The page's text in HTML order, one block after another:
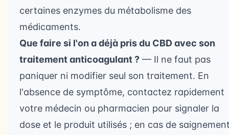
certaines enzymes du métabolisme des
médicaments.
Que faire si l'on a déjà pris du CBD avec son
traitement anticoagulant ? — Il ne faut pas
paniquer ni modifier seul son traitement. En
l'absence de symptôme, contactez rapidement
votre médecin ou pharmacien pour signaler la
dose et le produit utilisés ; en cas de